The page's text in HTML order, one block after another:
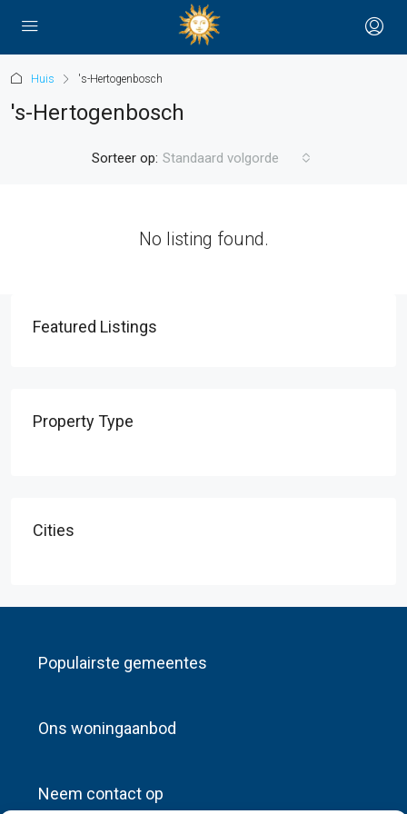
Huis 's-Hertogenbosch
's-Hertogenbosch
Sorteer op: Standaard volgorde
No listing found.
Featured Listings
Property Type
Cities
Populairste gemeentes
Ons woningaanbod
Neem contact op